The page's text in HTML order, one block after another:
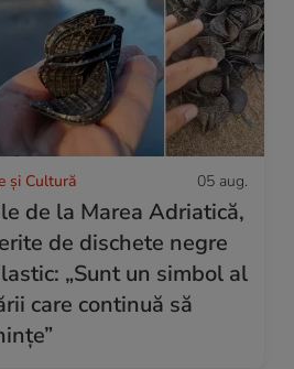
și Cultură 05 aug.
de la Marea Adriatică,
de dischete negre
„Sunt un simbol al
care continuă să